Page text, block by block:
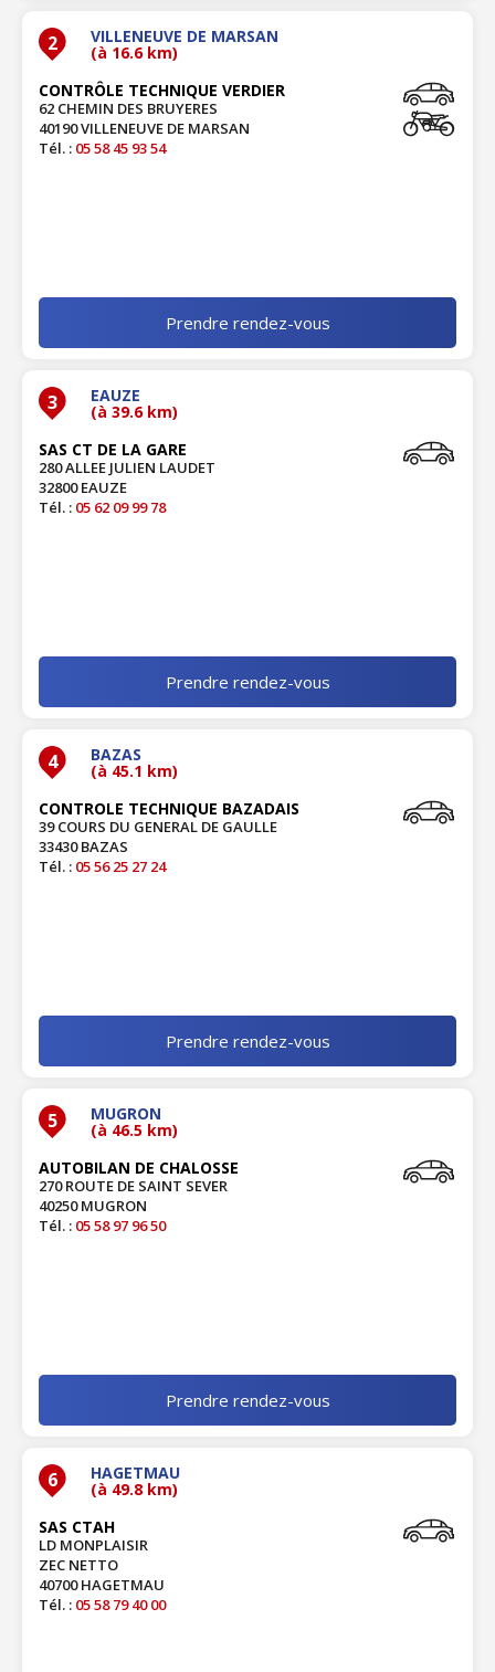
2 VILLENEUVE DE MARSAN
(à 16.6 km)
CONTRÔLE TECHNIQUE VERDIER
62 CHEMIN DES BRUYERES
40190 VILLENEUVE DE MARSAN
Tél. : 05 58 45 93 54
Prendre rendez-vous
3 EAUZE
(à 39.6 km)
SAS CT DE LA GARE
280 ALLEE JULIEN LAUDET
32800 EAUZE
Tél. : 05 62 09 99 78
Prendre rendez-vous
4 BAZAS
(à 45.1 km)
CONTROLE TECHNIQUE BAZADAIS
39 COURS DU GENERAL DE GAULLE
33430 BAZAS
Tél. : 05 56 25 27 24
Prendre rendez-vous
5 MUGRON
(à 46.5 km)
AUTOBILAN DE CHALOSSE
270 ROUTE DE SAINT SEVER
40250 MUGRON
Tél. : 05 58 97 96 50
Prendre rendez-vous
6 HAGETMAU
(à 49.8 km)
SAS CTAH
LD MONPLAISIR
ZEC NETTO
40700 HAGETMAU
Tél. : 05 58 79 40 00